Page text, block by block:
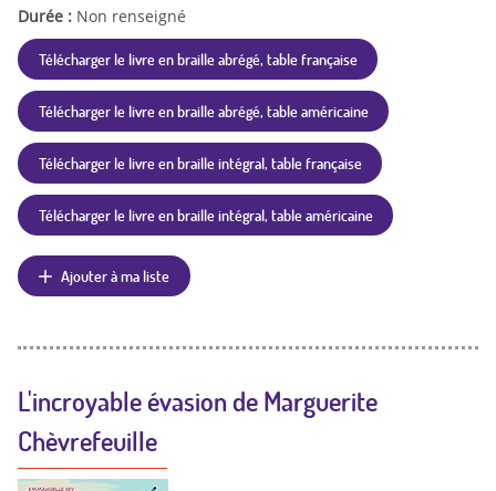
Durée : Non renseigné
Télécharger le livre en braille abrégé, table française
Télécharger le livre en braille abrégé, table américaine
Télécharger le livre en braille intégral, table française
Télécharger le livre en braille intégral, table américaine
Ajouter à ma liste
L'incroyable évasion de Marguerite
Chèvrefeuille